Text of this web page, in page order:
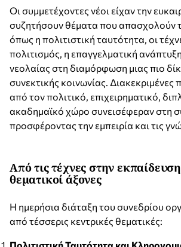
Οι συμμετέχοντες νέοι είχαν την
συζητήσουν θέματα που απασχολούν
όπως η πολιτιστική ταυτότητα, οι
πολιτισμός, η επαγγελματική
νεολαίας στη διαμόρφωση μιας πιο
συνεκτικής κοινωνίας.
από τον πολιτικό, επιχειρηματικό,
ακαδημαϊκό χώρο συνεισέφεραν στη
προσφέροντας την εμπειρία και τις
Από τις τέχνες στην
θεματικοί άξονες
Η ημερήσια διάταξη του συνεδρίου
από τέσσερις κεντρικές θεματικές: